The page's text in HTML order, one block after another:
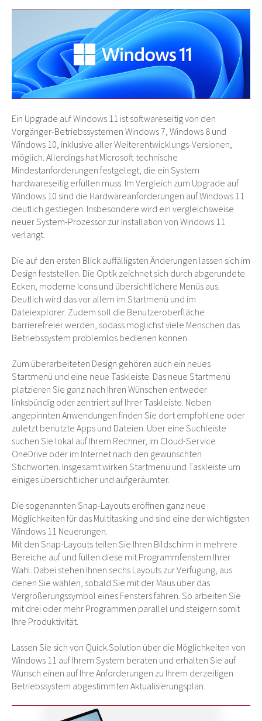
Ein Upgrade auf Windows 11 ist softwareseitig von den
Vorgänger-Betriebssystemen Windows 7, Windows 8 und
Windows 10, inklusive aller Weiterentwicklungs-Versionen,
möglich. Allerdings hat Microsoft technische
Mindestanforderungen festgelegt, die ein System
hardwareseitig erfüllen muss. Im Vergleich zum Upgrade auf
Windows 10 sind die Hardwareanforderungen auf Windows 11
deutlich gestiegen. Insbesondere wird ein vergleichsweise
neuer System-Prozessor zur Installation von Windows 11
verlangt.
Die auf den ersten Blick auffälligsten Änderungen lassen sich im
Design feststellen. Die Optik zeichnet sich durch abgerundete
Ecken, moderne Icons und übersichtlichere Menüs aus.
Deutlich wird das vor allem im Startmenü und im
Dateiexplorer. Zudem soll die Benutzeroberfläche
barrierefreier werden, sodass möglichst viele Menschen das
Betriebssystem problemlos bedienen können.
Zum überarbeiteten Design gehören auch ein neues
Startmenü und eine neue Taskleiste. Das neue Startmenü
platzieren Sie ganz nach Ihren Wünschen entweder
linksbündig oder zentriert auf Ihrer Taskleiste. Neben
angepinnten Anwendungen finden Sie dort empfohlene oder
zuletzt benutzte Apps und Dateien. Über eine Suchleiste
suchen Sie lokal auf Ihrem Rechner, im Cloud-Service
OneDrive oder im Internet nach den gewünschten
Stichworten. Insgesamt wirken Startmenü und Taskleiste um
einiges übersichtlicher und aufgeräumter.
Die sogenannten Snap-Layouts eröffnen ganz neue
Möglichkeiten für das Multitasking und sind eine der wichtigsten
Windows 11 Neuerungen.
Mit den Snap-Layouts teilen Sie Ihren Bildschirm in mehrere
Bereiche auf und füllen diese mit Programmfenstern Ihrer
Wahl. Dabei stehen Ihnen sechs Layouts zur Verfügung, aus
denen Sie wählen, sobald Sie mit der Maus über das
Vergrößerungssymbol eines Fensters fahren. So arbeiten Sie
mit drei oder mehr Programmen parallel und steigern somit
Ihre Produktivität.
Lassen Sie sich von Quick.Solution über die Möglichkeiten von
Windows 11 auf Ihrem System beraten und erhalten Sie auf
Wunsch einen auf Ihre Anforderungen zu Ihrem derzeitigen
Betriebssystem abgestimmten Aktualisierungsplan.